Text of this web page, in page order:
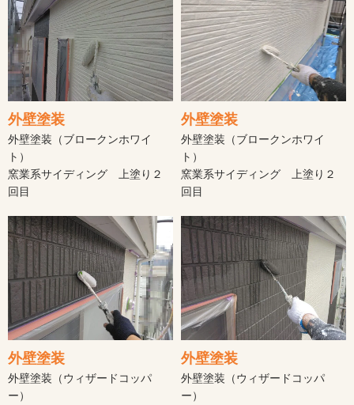
外壁塗装
外壁塗装（ブロークンホワイ
ト）
窯業系サイディング 上塗り２
回目
外壁塗装
外壁塗装（ブロークンホワイ
ト）
窯業系サイディング 上塗り２
回目
外壁塗装
外壁塗装（ウィザードコッパ
ー）
外壁塗装
外壁塗装（ウィザードコッパ
ー）